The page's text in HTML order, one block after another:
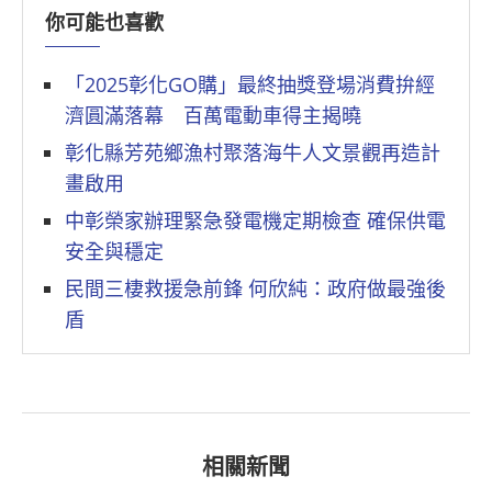
你可能也喜歡
「2025彰化GO購」最終抽獎登場消費拚經
濟圓滿落幕 百萬電動車得主揭曉
彰化縣芳苑鄉漁村聚落海牛人文景觀再造計
畫啟用
中彰榮家辦理緊急發電機定期檢查 確保供電
安全與穩定
民間三棲救援急前鋒 何欣純：政府做最強後
盾
相關新聞